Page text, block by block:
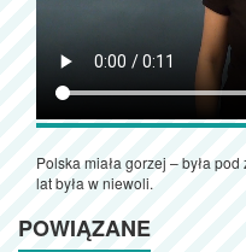
Polska miała gorzej – była
lat była w niewoli.
POWIĄZANE